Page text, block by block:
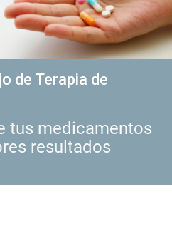
de Terapia de
tus medicamentos
resultados